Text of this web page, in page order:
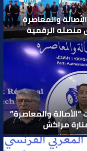
والمعاصرة”
مراكش
والمعاصرة
منصته الرقمية
الجديدة “AM+ MEDIA”
السياسي والتفسير
السياسي